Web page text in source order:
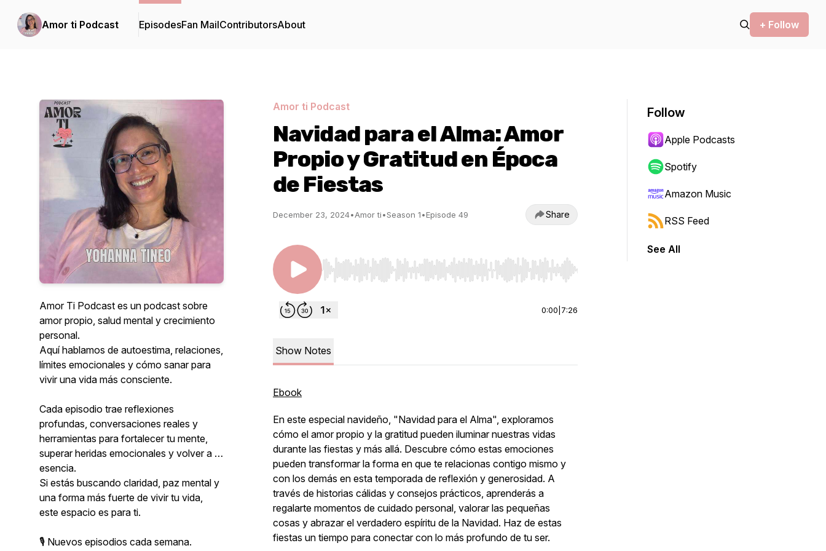
Amor ti Podcast EpisodesFan MailContributorsAbout + Follow
Amor Ti Podcast es un podcast sobre
amor propio, salud mental y crecimiento
personal.
Aquí hablamos de autoestima, relaciones,
límites emocionales y cómo sanar para
vivir una vida más consciente.
Cada episodio trae reflexiones
profundas, conversaciones reales y
herramientas para fortalecer tu mente,
superar heridas emocionales y volver a tu
esencia.
Si estás buscando claridad, paz mental y
una forma más fuerte de vivir tu vida,
este espacio es para ti.
🎙 Nuevos episodios cada semana.
Amor ti Podcast
Navidad para el Alma: Amor
Propio y Gratitud en Época
de Fiestas
December 23, 2024•Amor ti•Season 1•Episode 49 Share
Use Left/Right to seek, Home/End to jump to start or end. Hold shift to jump forward or backward.
0:00 7:26
Show Notes
Ebook
En este especial navideño, "Navidad para el Alma", exploramos
cómo el amor propio y la gratitud pueden iluminar nuestras vidas
durante las fiestas y más allá. Descubre cómo estas emociones
pueden transformar la forma en que te relacionas contigo mismo y
con los demás en esta temporada de reflexión y generosidad. A
través de historias cálidas y consejos prácticos, aprenderás a
regalarte momentos de cuidado personal, valorar las pequeñas
cosas y abrazar el verdadero espíritu de la Navidad. Haz de estas
fiestas un tiempo para conectar con lo más profundo de tu ser.
Follow
Apple Podcasts
Spotify
Amazon Music
RSS Feed
See All